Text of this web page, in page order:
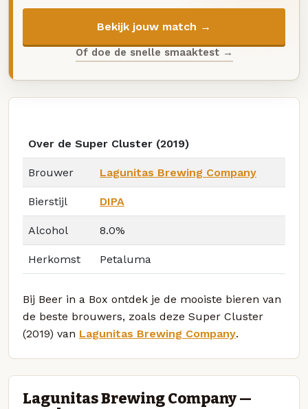
Bekijk jouw match →
Of doe de snelle smaaktest →
Over de Super Cluster (2019)
Brouwer Lagunitas Brewing Company
Bierstijl DIPA
Alcohol 8.0%
Herkomst Petaluma
Bij Beer in a Box ontdek je de mooiste bieren van
de beste brouwers, zoals deze Super Cluster
(2019) van Lagunitas Brewing Company.
Lagunitas Brewing Company —